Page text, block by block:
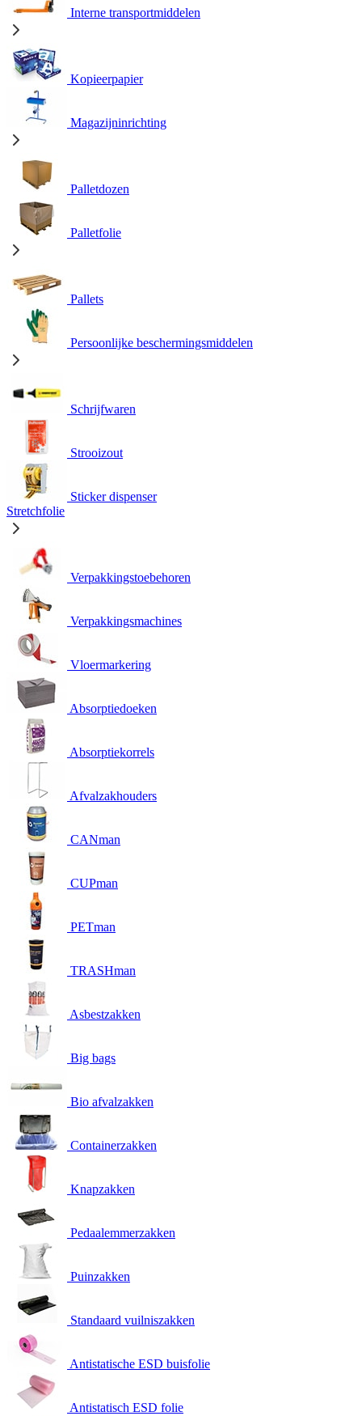
Interne transportmiddelen
Kopieerpapier
Magazijninrichting
Palletdozen
Palletfolie
Pallets
Persoonlijke beschermingsmiddelen
Schrijfwaren
Strooizout
Sticker dispenser
Stretchfolie
Verpakkingstoebehoren
Verpakkingsmachines
Vloermarkering
Absorptiedoeken
Absorptiekorrels
Afvalzakhouders
CANman
CUPman
PETman
TRASHman
Asbestzakken
Big bags
Bio afvalzakken
Containerzakken
Knapzakken
Pedaalemmerzakken
Puinzakken
Standaard vuilniszakken
Antistatische ESD buisfolie
Antistatisch ESD folie